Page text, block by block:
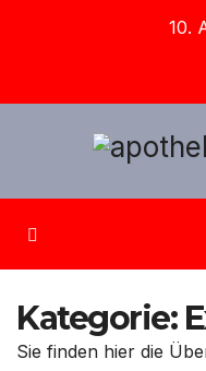
10.
Kategorie:
Sie finden hier die